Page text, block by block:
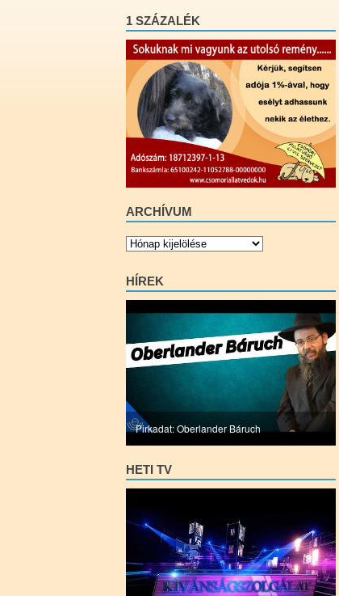
1 SZÁZALÉK
ARCHÍVUM
Archívum
HÍREK
Pirkadat: Oberlander Báruch
HETI TV